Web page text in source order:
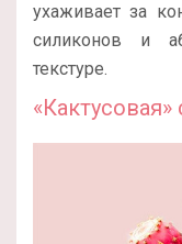
ухаживает за
силиконов и
текстуре.